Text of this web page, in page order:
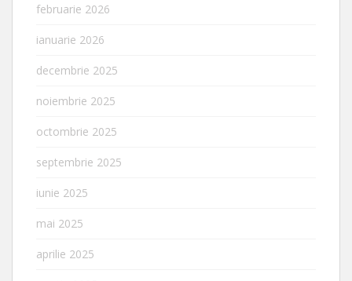
februarie 2026
ianuarie 2026
decembrie 2025
noiembrie 2025
octombrie 2025
septembrie 2025
iunie 2025
mai 2025
aprilie 2025